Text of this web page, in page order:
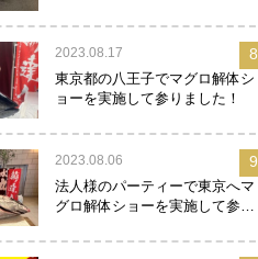
2023.08.17
東京都の八王子でマグロ解体シ
ョーを実施して参りました！
8
2023.08.06
法人様のパーティーで東京へマ
グロ解体ショーを実施して参り
9